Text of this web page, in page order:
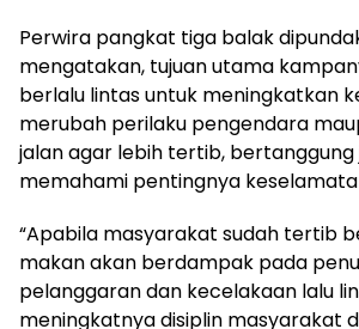
Perwira pangkat tiga balak
mengatakan, tujuan utama
berlalu lintas untuk meningkatkan
merubah perilaku pengendara
jalan agar lebih tertib, bertanggung
memahami pentingnya
“Apabila masyarakat sudah tertib
makan akan berdampak pada
pelanggaran dan kecelakaan lalu
meningkatnya disiplin masyarakat